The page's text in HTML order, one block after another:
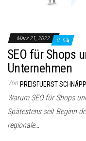
März 21, 2022 0
SEO für Shops
Unternehmen
Von PREISFUERST
Warum SEO für Shops
Spätestens seit Beginn
regionale…